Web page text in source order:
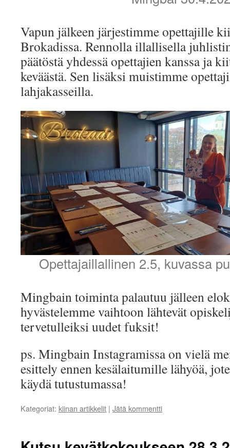
Vapun jälkeen järjestimme opettajille
Brokadissa. Rennolla illallisella
päätöstä yhdessä opettajien kanssa ja
keväästä. Sen lisäksi muistimme
lahjakasseilla.
Opettajaillallinen 2.5, kuvassa
Mingbain toiminta palautuu jälleen
hyvästelemme vaihtoon lähtevät
tervetulleiksi uudet fuksit!
ps. Mingbain Instagramissa on vielä
esittely ennen kesälaitumille lähyöä,
käydä tutustumassa!
Kategoriat: kiinan artikkelit | Jätä kommentti